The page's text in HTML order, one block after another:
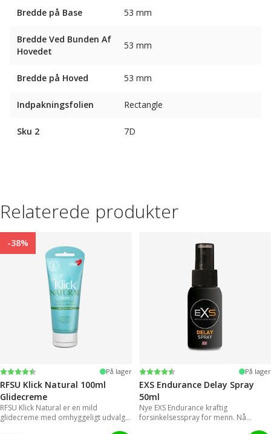
Bredde på Base 53 mm
Bredde Ved Bunden Af ​​
Hovedet
53 mm
Bredde på Hoved 53 mm
Indpakningsfolien Rectangle
Sku 2 7D
Relaterede produkter
-38%
Vurdering:
4.4 ud af 5 stjerner På lager
RFSU Klick Natural 100ml
Glidecreme
RFSU Klick Natural er en mild
glidecreme med omhyggeligt udvalgte
Vurdering:
4.2 ud af 5 stjerner På lager
EXS Endurance Delay Spray
50ml
Nye EXS Endurance kraftig
forsinkelsesspray for menn. Nå